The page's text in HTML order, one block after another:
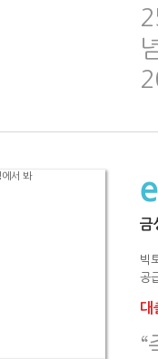
금
빅
공
대